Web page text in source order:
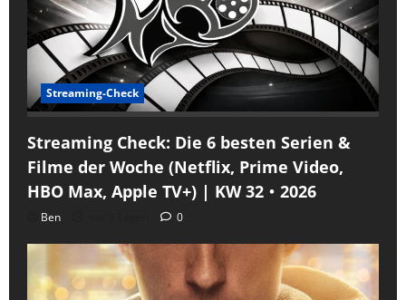
Streaming-Check
Streaming Check: Die 6 besten Serien &
Filme der Woche (Netflix, Prime Video,
HBO Max, Apple TV+) | KW 32・2026
Ben 0